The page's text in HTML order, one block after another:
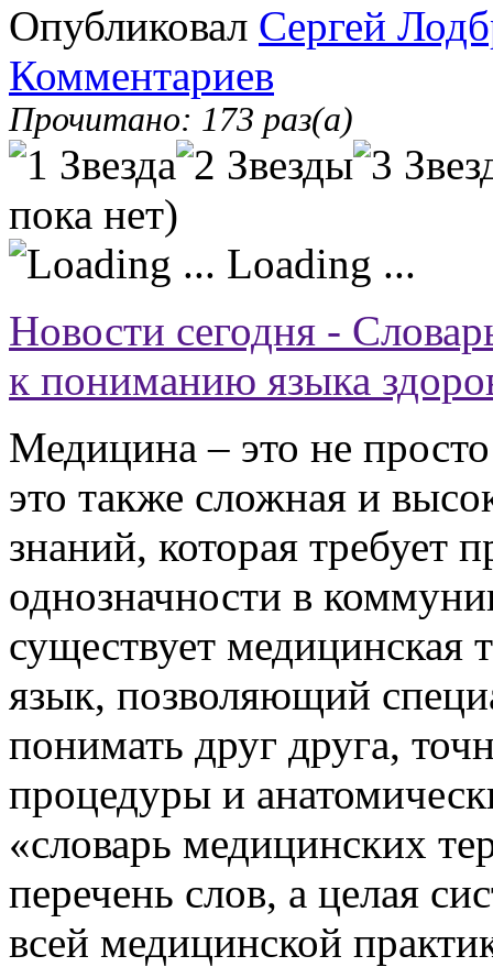
Опубликовал Сергей
Комментариев
Прочитано: 173 раз(а)
пока нет)
Loading ...
Новости сегодня -
к пониманию языка
Медицина – это не
это также сложная и
знаний, которая требует
однозначности в
существует медицинская
язык, позволяющий
понимать друг друга,
процедуры и
«словарь медицинских
перечень слов, а целая
всей медицинской